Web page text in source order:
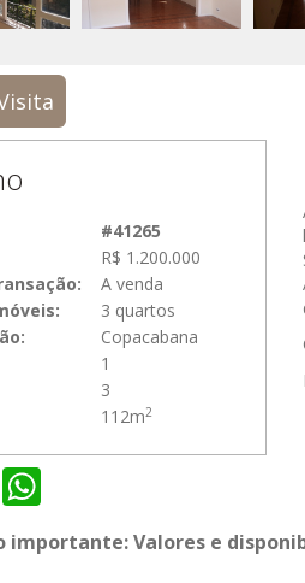
#41265
R$ 1.200.000
A venda
3 quartos
Copacabana
1
3
112m2
Twitter
importante: Valores e